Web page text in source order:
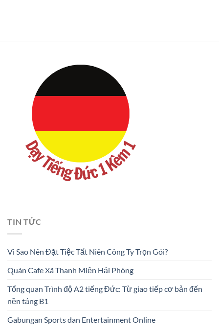
TIN TỨC
Vì Sao Nên Đặt Tiệc Tất Niên Công Ty Trọn Gói?
Quán Cafe Xã Thanh Miện Hải Phòng
Tổng quan Trình độ A2 tiếng Đức: Từ giao tiếp cơ bản đến
nền tảng B1
Gabungan Sports dan Entertainment Online